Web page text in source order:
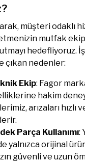
müşteri odaklı
mutfak
hedefliyoruz.
çıkan nedenler:
Ekip: Fagor
hakim
arızaları hızlı
Parça Kullanımı:
yalnızca orijinal
güvenli ve uzun